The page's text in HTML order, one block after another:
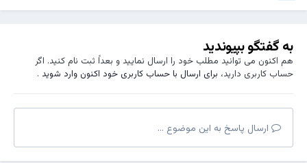
به گفتگو بپیوندید
هم اکنون می توانید مطلب خود را ارسال نمایید و بعداً ثبت نام کنید. اگر
حساب کاربری دارید، برای ارسال با حساب کاربری خود اکنون وارد شوید.
ارسال پاسخ به این موضوع ...